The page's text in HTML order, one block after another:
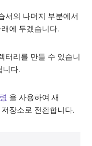
서의 나머지 부분에서
에 두겠습니다.
터리를 만들 수 있습니
니다.
을 사용하여 새
장소로 전환합니다.